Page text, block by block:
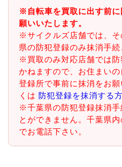
※自転車を買取に出す前
願いいたします。
※サイクルズ店舗では、
県の防犯登録のみ抹消手続
※買取のみ対応店舗では防
かねますので、お住まい
登録所で事前に抹消をお
くは 防犯登録を抹消する
※千葉県の防犯登録抹消手
とができません。千葉県
でお電話下さい。